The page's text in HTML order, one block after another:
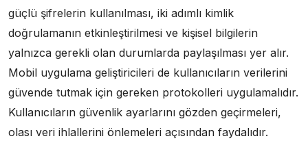
güçlü şifrelerin kullanılması, iki adımlı kimlik
doğrulamanın etkinleştirilmesi ve kişisel bilgilerin
yalnızca gerekli olan durumlarda paylaşılması yer alır.
Mobil uygulama geliştiricileri de kullanıcıların verilerini
güvende tutmak için gereken protokolleri uygulamalıdır.
Kullanıcıların güvenlik ayarlarını gözden geçirmeleri,
olası veri ihlallerini önlemeleri açısından faydalıdır.